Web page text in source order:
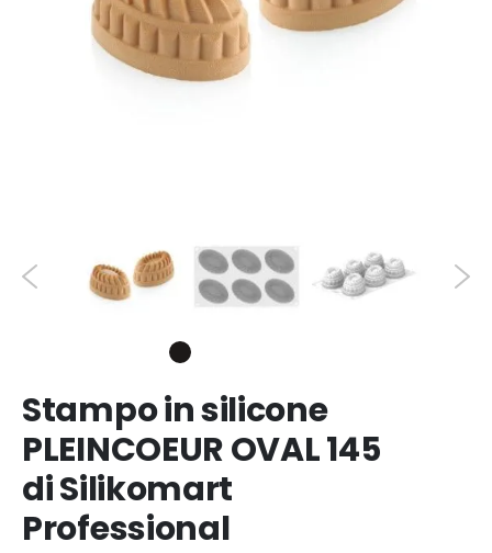
Stampo in silicone
PLEINCOEUR OVAL 145
di Silikomart
Professional